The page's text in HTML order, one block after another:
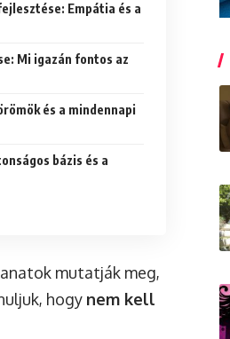
Empátia és a
Mi igazán fontos az
és a mindennapi
bázis és a
mutatják meg,
hogy nem kell